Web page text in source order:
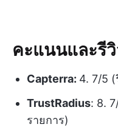
คะแนนและรี
Capterra: 4. 7/5
TrustRadius: 8.
รายการ)